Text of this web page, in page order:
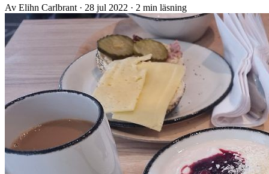
Av Elihn Carlbrant · 28 jul 2022 · 2 min läsning